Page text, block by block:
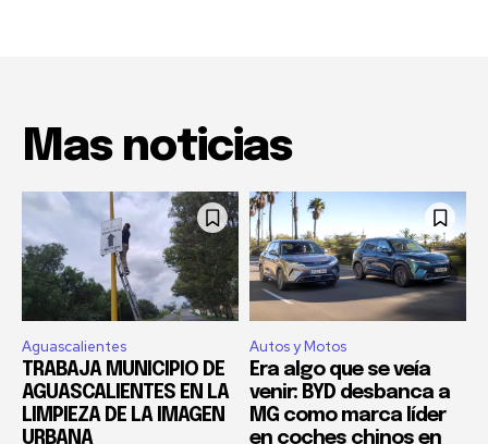
Mas noticias
Aguascalientes
TRABAJA MUNICIPIO DE
AGUASCALIENTES EN LA
LIMPIEZA DE LA IMAGEN
URBANA
Autos y Motos
Era algo que se veía
venir: BYD desbanca a
MG como marca líder
en coches chinos en